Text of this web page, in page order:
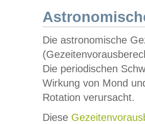
Die astronomische
Die periodischen
Wirkung von Mond
Rotation verursacht.
Diese